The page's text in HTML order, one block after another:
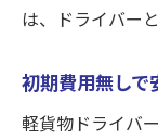
シフト
企業配
未経験
は、ドライバー
初期費用無しで
軽貨物ドライバ